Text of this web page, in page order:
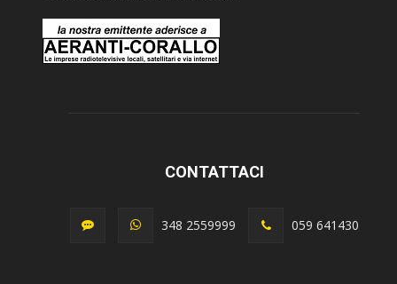
CONTATTACI
348 2559999 059 641430